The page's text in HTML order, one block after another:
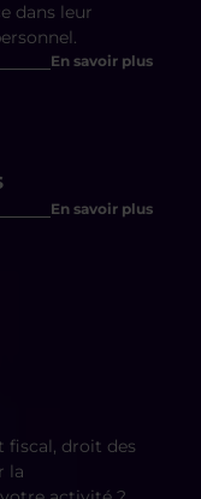
dans leur
En savoir plus
En savoir plus
droit des
la